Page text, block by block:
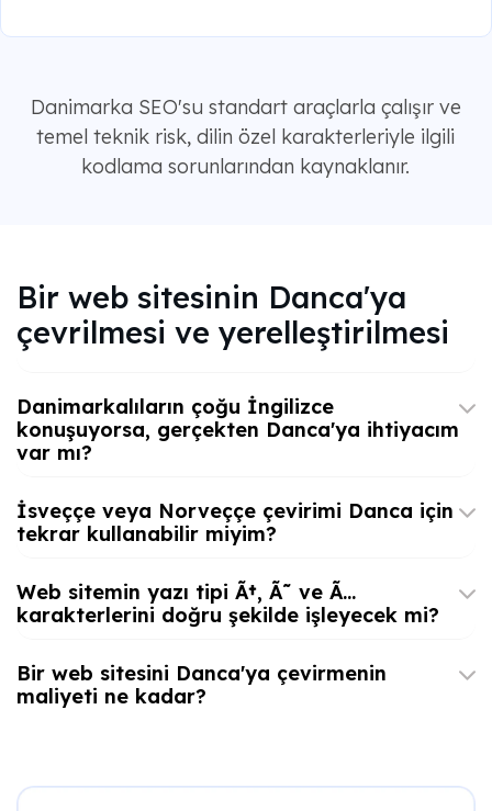
Danimarka SEO'su standart araçlarla çalışır ve
temel teknik risk, dilin özel karakterleriyle ilgili
kodlama sorunlarından kaynaklanır.
Bir web sitesinin Danca'ya
çevrilmesi ve yerelleştirilmesi
Danimarkalıların çoğu İngilizce
konuşuyorsa, gerçekten Danca'ya ihtiyacım
var mı?
İsveççe veya Norveççe çevirimi Danca için
tekrar kullanabilir miyim?
Web sitemin yazı tipi Ã†, Ã˜ ve Ã…
karakterlerini doğru şekilde işleyecek mi?
Bir web sitesini Danca'ya çevirmenin
maliyeti ne kadar?